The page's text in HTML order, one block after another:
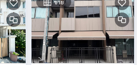
ขาย